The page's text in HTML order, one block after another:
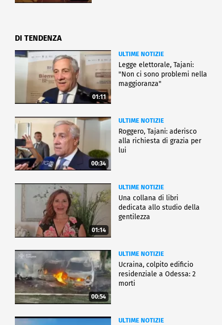
DI TENDENZA
01:11
ULTIME NOTIZIE
Legge elettorale, Tajani:
"Non ci sono problemi nella
maggioranza"
00:34
ULTIME NOTIZIE
Roggero, Tajani: aderisco
alla richiesta di grazia per
lui
01:14
ULTIME NOTIZIE
Una collana di libri
dedicata allo studio della
gentilezza
00:54
ULTIME NOTIZIE
Ucraina, colpito edificio
residenziale a Odessa: 2
morti
ULTIME NOTIZIE